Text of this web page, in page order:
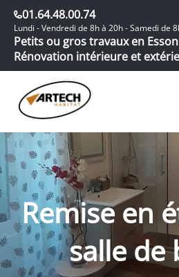
01.64.48.00.74
Lundi - Vendredi de 8h à 20h - Samedi de
Petits ou gros travaux en
Rénovation intérieure et
Remise en
salle de